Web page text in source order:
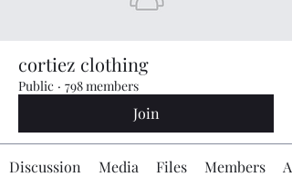
cortiez clothing
Public · 798 members
Join
Discussion Media Files Members